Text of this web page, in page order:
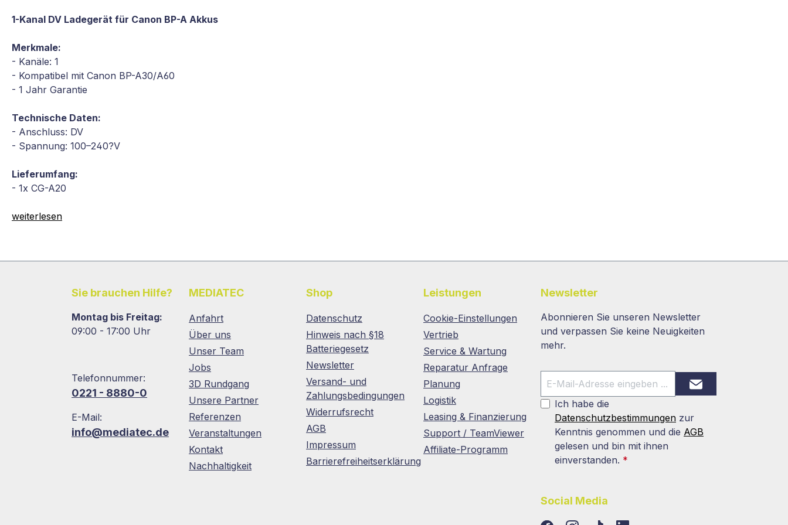
1-Kanal DV Ladegerät für Canon BP-A Akkus
Merkmale:
- Kanäle: 1
- Kompatibel mit Canon BP-A30/A60
- 1 Jahr Garantie
Technische Daten:
- Anschluss: DV
- Spannung: 100–240?V
Lieferumfang:
- 1x CG-A20
weiterlesen
Sie brauchen Hilfe?
Montag bis Freitag:
09:00 - 17:00 Uhr
Telefonnummer:
0221 - 8880-0
E-Mail:
info@mediatec.de
MEDIATEC
Anfahrt
Über uns
Unser Team
Jobs
3D Rundgang
Unsere Partner
Referenzen
Veranstaltungen
Kontakt
Nachhaltigkeit
Shop
Datenschutz
Hinweis nach §18
Batteriegesetz
Newsletter
Versand- und
Zahlungsbedingungen
Widerrufsrecht
AGB
Impressum
Barrierefreiheitserklärung
Leistungen
Cookie-Einstellungen
Vertrieb
Service & Wartung
Reparatur Anfrage
Planung
Logistik
Leasing & Finanzierung
Support / TeamViewer
Affiliate-Programm
Newsletter
Abonnieren Sie unseren Newsletter
und verpassen Sie keine Neuigkeiten
mehr.
Ich habe die
Datenschutzbestimmungen zur
Kenntnis genommen und die AGB
gelesen und bin mit ihnen
einverstanden. *
Social Media